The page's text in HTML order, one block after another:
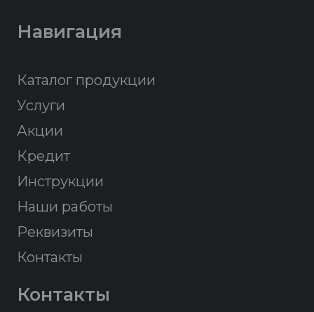
Навигация
Каталог продукции
Услуги
Акции
Кредит
Инструкции
Наши работы
Реквизиты
Контакты
Контакты